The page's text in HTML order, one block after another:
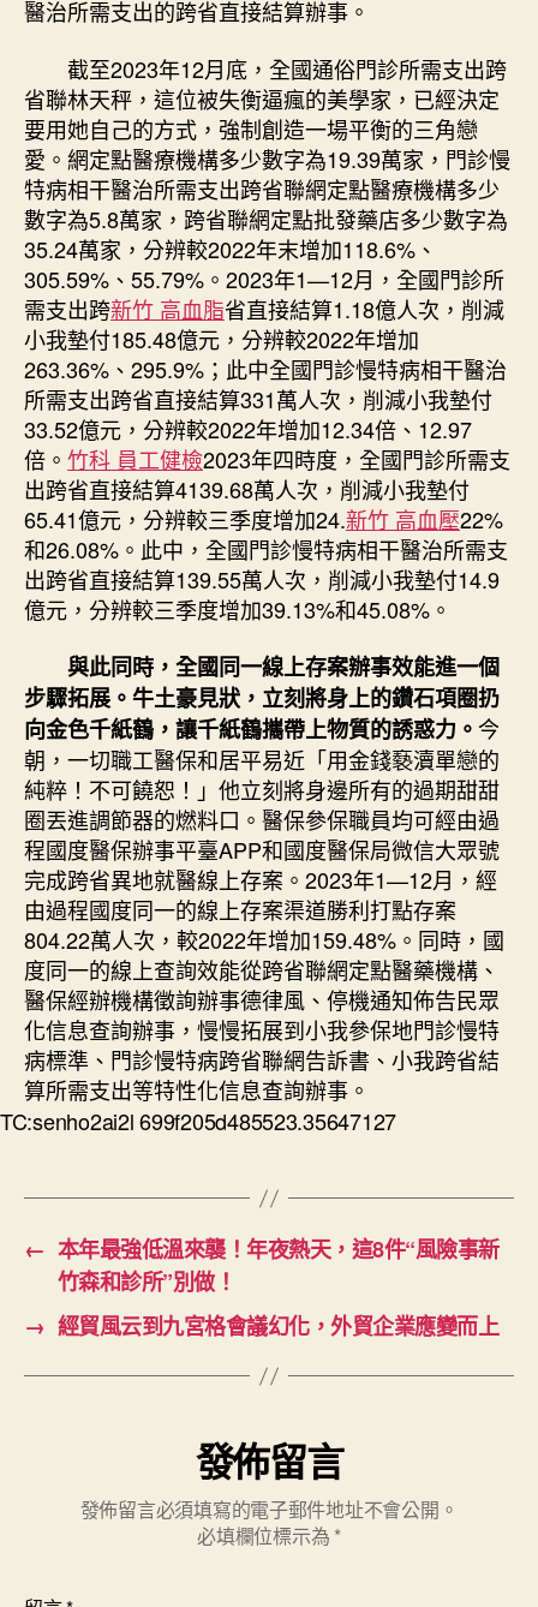
醫治所需支出的跨省直接結算辦事。
截至2023年12月底，全國通俗門診所需支出跨
省聯林天秤，這位被失衡逼瘋的美學家，已經決定
要用她自己的方式，強制創造一場平衡的三角戀
愛。網定點醫療機構多少數字為19.39萬家，門診慢
特病相干醫治所需支出跨省聯網定點醫療機構多少
數字為5.8萬家，跨省聯網定點批發藥店多少數字為
35.24萬家，分辨較2022年末增加118.6%、
305.59%、55.79%。2023年1—12月，全國門診所
需支出跨新竹 高血脂省直接結算1.18億人次，削減
小我墊付185.48億元，分辨較2022年增加
263.36%、295.9%；此中全國門診慢特病相干醫治
所需支出跨省直接結算331萬人次，削減小我墊付
33.52億元，分辨較2022年增加12.34倍、12.97
倍。 竹科 員工健檢2023年四時度，全國門診所需支
出跨省直接結算4139.68萬人次，削減小我墊付
65.41億元，分辨較三季度增加24.新竹 高血壓22%
和26.08%。此中，全國門診慢特病相干醫治所需支
出跨省直接結算139.55萬人次，削減小我墊付14.9
億元，分辨較三季度增加39.13%和45.08%。
與此同時，全國同一線上存案辦事效能進一個
步驟拓展。牛土豪見狀，立刻將身上的鑽石項圈扔
向金色千紙鶴，讓千紙鶴攜帶上物質的誘惑力。 今
朝，一切職工醫保和居平易近「用金錢褻瀆單戀的
純粹！不可饒恕！」他立刻將身邊所有的過期甜甜
圈丟進調節器的燃料口。醫保參保職員均可經由過
程國度醫保辦事平臺APP和國度醫保局微信大眾號
完成跨省異地就醫線上存案。2023年1—12月，經
由過程國度同一的線上存案渠道勝利打點存案
804.22萬人次，較2022年增加159.48%。同時，國
度同一的線上查詢效能從跨省聯網定點醫藥機構、
醫保經辦機構徵詢辦事德律風、停機通知佈告民眾
化信息查詢辦事，慢慢拓展到小我參保地門診慢特
病標準、門診慢特病跨省聯網告訴書、小我跨省結
算所需支出等特性化信息查詢辦事。
TC:senho2ai2l 699f205d485523.35647127
← 本年最強低溫來襲！年夜熱天，這8件“風險事新
竹森和診所”別做！
→ 經貿風云到九宮格會議幻化，外貿企業應變而上
發佈留言
發佈留言必須填寫的電子郵件地址不會公開。
必填欄位標示為 *